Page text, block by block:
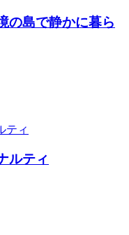
の島で静かに暮ら
ルティ